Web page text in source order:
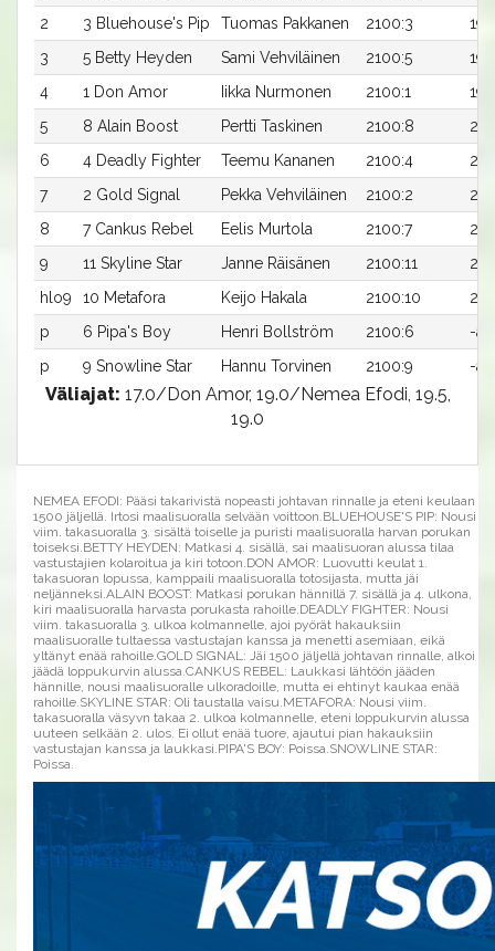
2
3 Bluehouse's Pip Tuomas Pakkanen 2100:3
3
5 Betty Heyden Sami Vehviläinen 2100:5
4
1 Don Amor Iikka Nurmonen 2100:1
5
8 Alain Boost Pertti Taskinen 2100:8
6
4 Deadly Fighter Teemu Kananen 2100:4
7
2 Gold Signal Pekka Vehviläinen 2100:2
8
7 Cankus Rebel Eelis Murtola 2100:7
9
11 Skyline Star Janne Räisänen 2100:11
hlo9
10 Metafora Keijo Hakala 2100:10
p
6 Pipa's Boy Henri Bollström 2100:6
-a
p
9 Snowline Star Hannu Torvinen 2100:9 -a
Väliajat: 17.0/Don Amor, 19.0/Nemea Efodi, 19.5,
19.0
NEMEA EFODI: Pääsi takarivistä nopeasti johtavan rinnalle ja eteni keulaan
1500 jäljellä. Irtosi maalisuoralla selvään voittoon.BLUEHOUSE'S PIP: Nousi
viim. takasuoralla 3. sisältä toiselle ja puristi maalisuoralla harvan porukan
toiseksi.BETTY HEYDEN: Matkasi 4. sisällä, sai maalisuoran alussa tilaa
vastustajien kolaroitua ja kiri totoon.DON AMOR: Luovutti keulat 1.
takasuoran lopussa, kamppaili maalisuoralla totosijasta, mutta jäi
neljänneksi.ALAIN BOOST: Matkasi porukan hännillä 7. sisällä ja 4. ulkona,
kiri maalisuoralla harvasta porukasta rahoille.DEADLY FIGHTER: Nousi
viim. takasuoralla 3. ulkoa kolmannelle, ajoi pyörät hakauksiin
maalisuoralle tultaessa vastustajan kanssa ja menetti asemiaan, eikä
yltänyt enää rahoille.GOLD SIGNAL: Jäi 1500 jäljellä johtavan rinnalle, alkoi
jäädä loppukurvin alussa.CANKUS REBEL: Laukkasi lähtöön jääden
hännille, nousi maalisuoralle ulkoradoille, mutta ei ehtinyt kaukaa enää
rahoille.SKYLINE STAR: Oli taustalla vaisu.METAFORA: Nousi viim.
takasuoralla väsyvn takaa 2. ulkoa kolmannelle, eteni loppukurvin alussa
uuteen selkään 2. ulos. Ei ollut enää tuore, ajautui pian hakauksiin
vastustajan kanssa ja laukkasi.PIPA'S BOY: Poissa.SNOWLINE STAR:
Poissa.